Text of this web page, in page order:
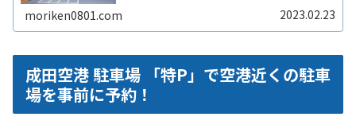
moriken0801.com 2023.02.23
成田空港 駐車場 「特P」で空港近くの駐車
場を事前に予約！